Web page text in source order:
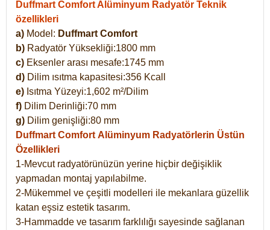
Duffmart Comfort Alüminyum Radyatör Teknik
özellikleri
a) Model: Duffmart Comfort
b) Radyatör Yüksekliği:1800 mm
c) Eksenler arası mesafe:1745 mm
d) Dilim ısıtma kapasitesi:356 Kcall
e) Isıtma Yüzeyi:1,602 m²/Dilim
f) Dilim Derinliği:70 mm
g) Dilim genişliği:80 mm
Duffmart Comfort Alüminyum Radyatörlerin Üstün
Özellikleri
1-Mevcut radyatörünüzün yerine hiçbir değişiklik
yapmadan montaj yapılabilme.
2-Mükemmel ve çeşitli modelleri ile mekanlara güzellik
katan eşsiz estetik tasarım.
3-Hammadde ve tasarım farklılığı sayesinde sağlanan